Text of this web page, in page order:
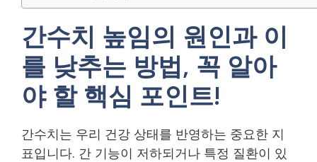
간수치 높임의 원인과 이
를 낮추는 방법, 꼭 알아
야 할 핵심 포인트!
간수치는 우리 건강 상태를 반영하는 중요한 지
표입니다. 간 기능이 저하되거나 특정 질환이 있